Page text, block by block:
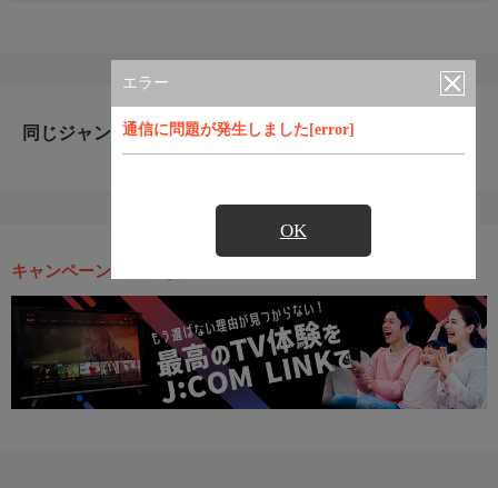
エラー
通信に問題が発生しました[error]
OK
同じジャンルのおすすめ番組
キャンペーン・お得な情報